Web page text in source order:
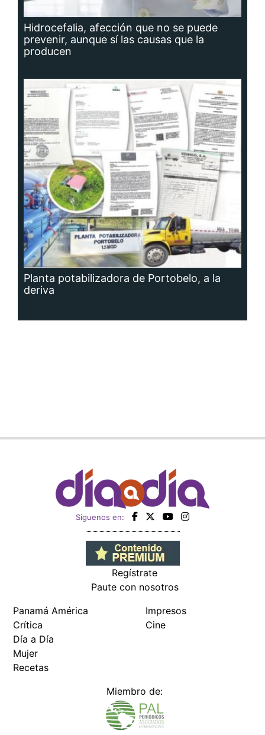
Hidrocefalia, afección que no se puede
prevenir, aunque sí las causas que la
producen
Planta potabilizadora de Portobelo, a la
deriva
Siguenos en:
Regístrate
Paute con nosotros
Panamá América
Crítica
Día a Día
Mujer
Recetas
Impresos
Cine
Miembro de: